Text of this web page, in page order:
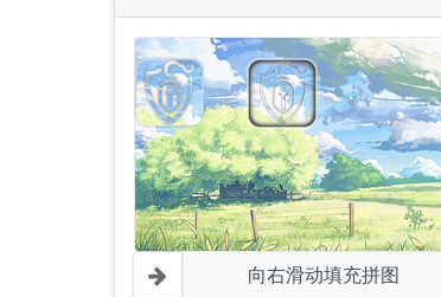
向右滑动填充拼图